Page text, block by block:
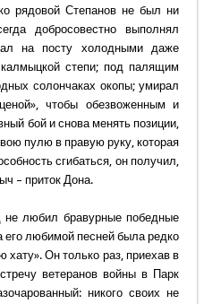
рядовой Степанов не был ни
добросовестно выполнял
на посту холодными даже
степи; под палящим
солончаках окопы; умирал
чтобы обезвоженным и
бой и снова менять позиции,
пулю в правую руку, которая
сгибаться, он получил,
– приток Дона.
не любил бравурные победные
любимой песней была редко
Он только раз, приехав в
ветеранов войны в Парк
никого своих не